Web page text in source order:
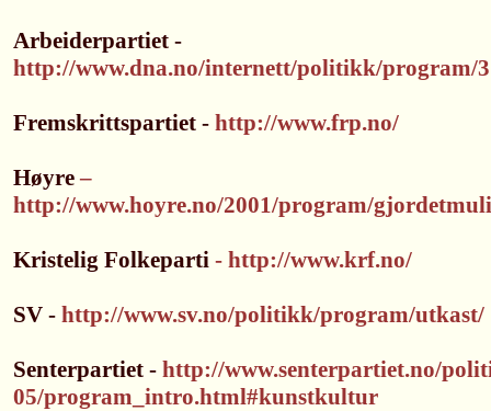
Arbeiderpartiet -
http://www.dna.no/internett/politikk/program/
Fremskrittspartiet - http://www.frp.no/
Høyre–
http://www.hoyre.no/2001/program/
Kristelig Folkeparti - http://www.krf.no/
SV - http://www.sv.no/politikk/program/utkast/
Senterpartiet - http://www.senterpartiet.no/
05/program_intro.html#kunstkultur